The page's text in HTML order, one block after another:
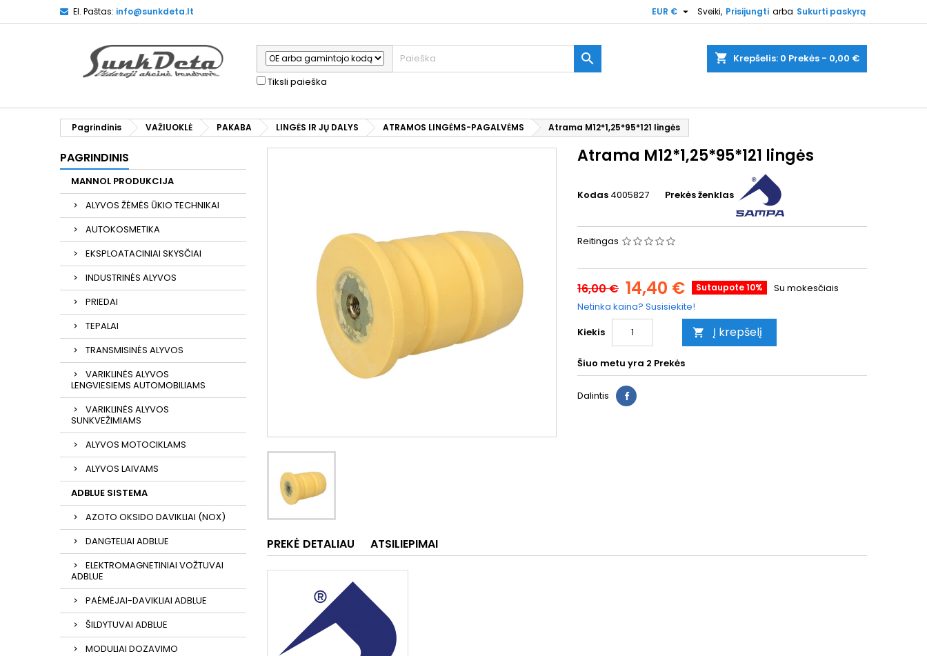
El. Paštas: info@sunkdeta.lt Sveiki, Prisijungti arba Sukurti paskyrą
EUR € 
shopping_cart Krepšelis: 0 Prekės - 0,00 €
Tiksli paieška

Pagrindinis VAŽIUOKLĖ PAKABA LINGĖS IR JŲ DALYS ATRAMOS LINGĖMS-PAGALVĖMS Atrama M12*1,25*95*121 lingės
PAGRINDINIS
MANNOL PRODUKCIJA
ALYVOS ŽĖMĖS ŪKIO TECHNIKAI
AUTOKOSMETIKA
EKSPLOATACINIAI SKYSČIAI
INDUSTRINĖS ALYVOS
PRIEDAI
TEPALAI
TRANSMISINĖS ALYVOS
VARIKLINĖS ALYVOS
LENGVIESIEMS AUTOMOBILIAMS
VARIKLINĖS ALYVOS
SUNKVEŽIMIAMS
ALYVOS MOTOCIKLAMS
ALYVOS LAIVAMS
ADBLUE SISTEMA
AZOTO OKSIDO DAVIKLIAI (NOX)
DANGTELIAI ADBLUE
ELEKTROMAGNETINIAI VOŽTUVAI
ADBLUE
PAĖMĖJAI-DAVIKLIAI ADBLUE
ŠILDYTUVAI ADBLUE
MODULIAI DOZAVIMO
Atrama M12*1,25*95*121 lingės
Kodas 4005827 Prekės ženklas
Reitingas
16,00 € 14,40 € Sutaupote 10%
Su mokesčiais
Netinka kaina? Susisiekite!
Kiekis
 Į krepšelį
Šiuo metu yra 2 Prekės
Dalintis
PREKĖ DETALIAU ATSILIEPIMAI